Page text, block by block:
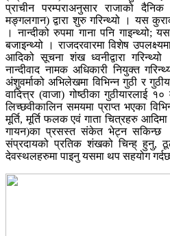
प्राचीन परम्पराअनुसार राजाको
मङ्गलगान) द्वारा शुरु गरिन्थ्यो । यस
। नान्दीको रुपमा गाना पनि गाइन्थ्यो;
बजाइन्थ्यो । राजदरवारमा विशेष
आदिको सूचना शंख ध्वनीद्वारा
नान्दीवाद नामक अधिकारी नियुक्त
अंशुवर्माको अभिलेखमा विभिन्न गुठी र
वादित्त्र (वाजा) गोष्ठीका गुठीयारलाई
लिच्छवीकालिन समयमा प्राप्त भएका
मूर्ति, मूर्ति फलक एवं गाता चित्रहरु
गायन)का प्रसस्त संकेत भेट्न सकिन्छ ।
संप्रदायको प्रतिक शंखको चिन्ह् हुनु,
देवस्थलहरुमा पाइनु यसमा थप सहयोग